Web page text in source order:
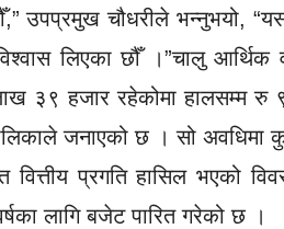
उपप्रमुख चौधरीले भन्नुभयो,
लिएका छौँ ।”चालु आर्थिक
३९ हजार रहेकोमा हालसम्म रु
जनाएको छ । सो अवधिमा
प्रगति हासिल भएको
लागि बजेट पारित गरेको छ ।